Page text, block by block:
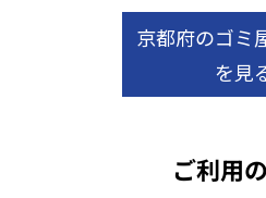
京都府のゴミ
を見
ご利用